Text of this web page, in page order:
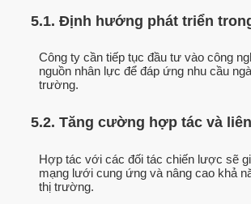
5.1. Định hướng phát triển
Công ty cần tiếp tục đầu tư vào công
nguồn nhân lực để đáp ứng nhu cầu
trường.
5.2. Tăng cường hợp tác và
Hợp tác với các đối tác chiến lược sẽ
mạng lưới cung ứng và nâng cao khả
thị trường.